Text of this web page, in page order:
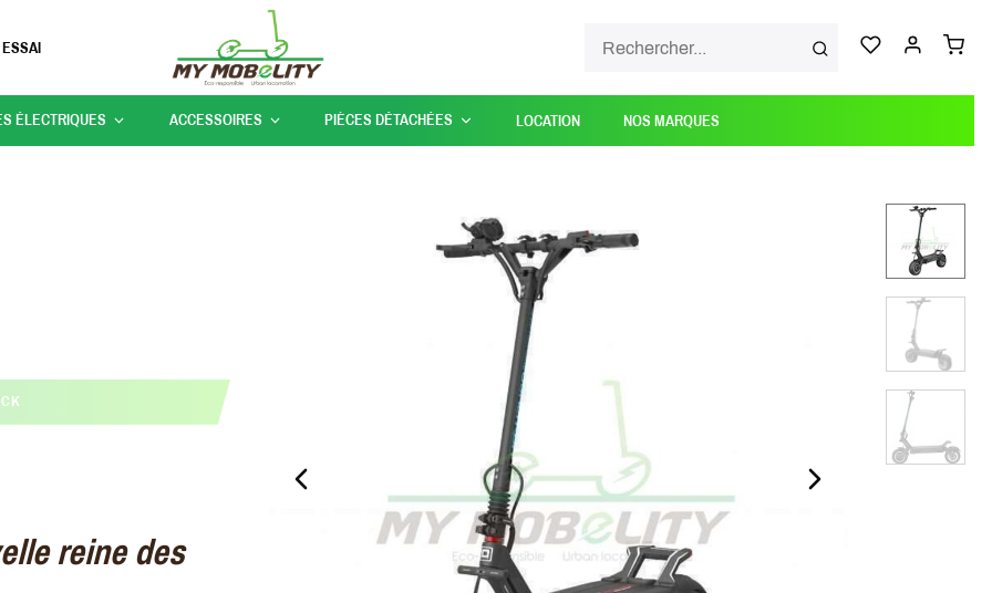
ÉLECTRIQUES ACCESSOIRES PIÈCES DÉTACHÉES LOCATION NOS MARQUES
reine des
PREVIOUS_SLIDE NEXT_SLIDE